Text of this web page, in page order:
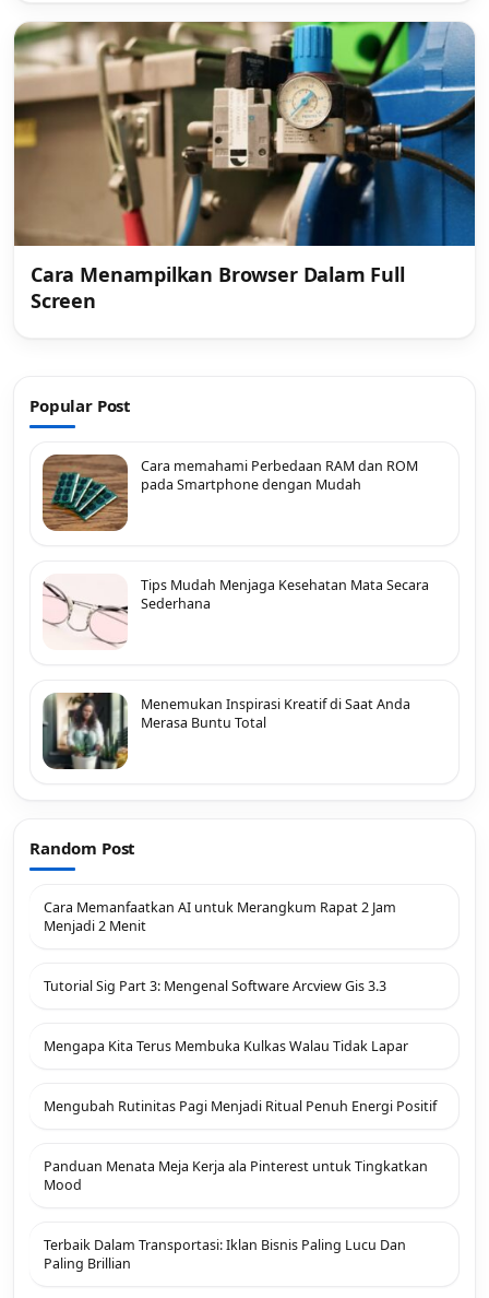
Cara Menampilkan Browser Dalam Full
Screen
Popular Post
Cara memahami Perbedaan RAM dan ROM
pada Smartphone dengan Mudah
Tips Mudah Menjaga Kesehatan Mata Secara
Sederhana
Menemukan Inspirasi Kreatif di Saat Anda
Merasa Buntu Total
Random Post
Cara Memanfaatkan AI untuk Merangkum Rapat 2 Jam
Menjadi 2 Menit
Tutorial Sig Part 3: Mengenal Software Arcview Gis 3.3
Mengapa Kita Terus Membuka Kulkas Walau Tidak Lapar
Mengubah Rutinitas Pagi Menjadi Ritual Penuh Energi Positif
Panduan Menata Meja Kerja ala Pinterest untuk Tingkatkan
Mood
Terbaik Dalam Transportasi: Iklan Bisnis Paling Lucu Dan
Paling Brillian